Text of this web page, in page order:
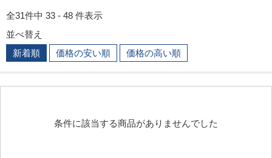
全31件中 33 - 48 件表示
並べ替え
新着順
価格の安い順 価格の高い順
条件に該当する商品がありませんでした